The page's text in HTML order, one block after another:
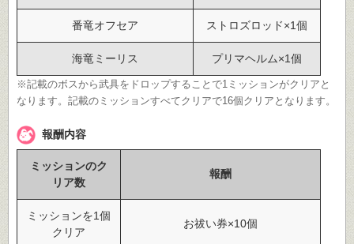
番竜オフセア ストロズロッド×1個
海竜ミーリス プリマヘルム×1個
※記載のボスから武具をドロップすることで1ミッションがクリアと
なります。記載のミッションすべてクリアで16個クリアとなります。
報酬内容
ミッションのク
リア数
報酬
ミッションを1個
クリア
お祓い券×10個